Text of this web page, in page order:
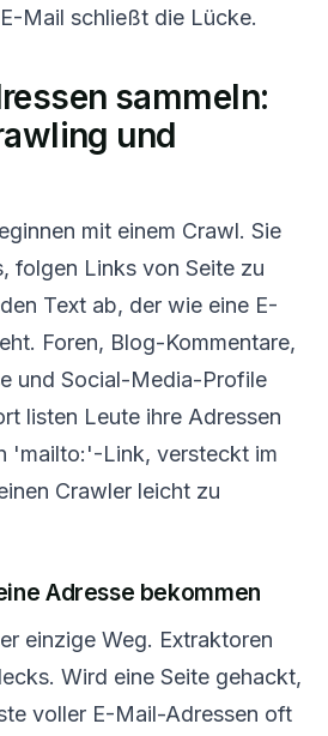
Mail schließt die Lücke.
sammeln:
und
mit einem Crawl. Sie
folgen Links von Seite zu
Text ab, der wie eine E-
Foren, Blog-Kommentare,
und Social-Media-Profile
listen Leute ihre Adressen
'mailto:'-Link, versteckt im
Crawler leicht zu
Adresse bekommen
einzige Weg. Extraktoren
Wird eine Seite gehackt,
voller E-Mail-Adressen oft